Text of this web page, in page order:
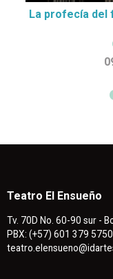
La profecía del
Teatro El Ensueño
Tv. 70D No. 60-90 sur -
PBX: (+57) 601 379